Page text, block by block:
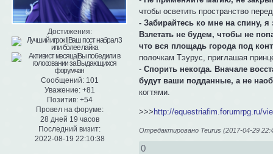
Достижения:
Сообщений:101
Уважение: +81
Позитив: +54
Провел на форуме:
28 дней 19 часов
Последний визит:
2022-08-19 22:10:38
чтобы осветить пространство
- Забирайтесь ко мне на спину,
Взлетать не будем, чтобы не
что вся площадь города под
полочкам Тэурус, приглашая
- Спорить некогда. Вначале
будут ваши подданные, а не
когтями.
>>> http://equestriafim.forumrpg.ru/
Отредактировано Teurus (2017-04-29
0